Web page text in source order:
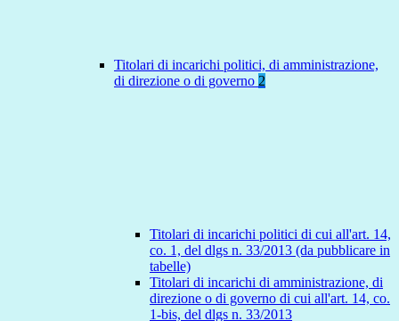
Titolari di incarichi politici, di amministrazione,
di direzione o di governo 2
Titolari di incarichi politici di cui all'art. 14,
co. 1, del dlgs n. 33/2013 (da pubblicare in
tabelle)
Titolari di incarichi di amministrazione, di
direzione o di governo di cui all'art. 14, co.
1-bis, del dlgs n. 33/2013